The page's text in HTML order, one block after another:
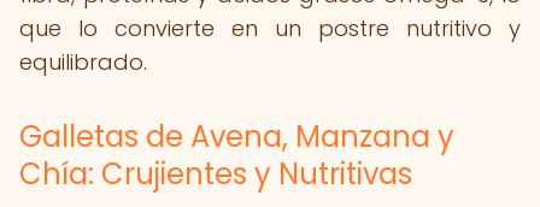
que lo convierte en un postre nutritivo y
equilibrado.
Galletas de Avena, Manzana y
Chía: Crujientes y Nutritivas